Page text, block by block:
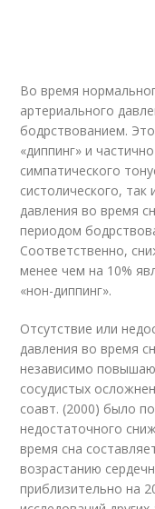
Во время
артериального
бодрствованием.
«диппинг» и
симпатического
систолического, так
давления во время
периодом
Соответственно,
менее чем на 10%
«нон-диппинг».
Отсутствие или
давления во время
независимо
сосудистых
соавт. (2000) было
недостаточного
время сна
возрастанию
приблизительно на